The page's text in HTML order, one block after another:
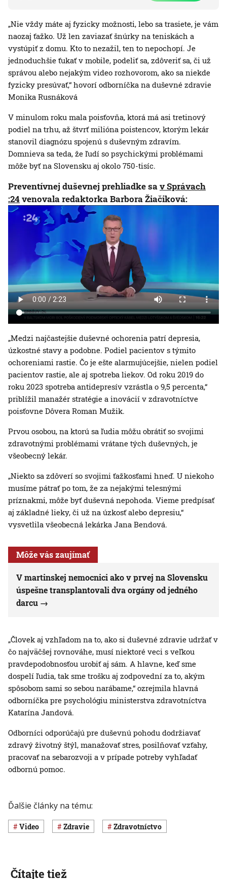
„Nie vždy máte aj fyzicky možnosti, lebo sa trasiete, je vám
naozaj ťažko. Už len zaviazať šnúrky na teniskách a
vystúpiť z domu. Kto to nezažil, ten to nepochopí. Je
jednoduchšie ťukať v mobile, podeliť sa, zdôveriť sa, či už
správou alebo nejakým video rozhovorom, ako sa niekde
fyzicky presúvať,“ hovorí odborníčka na duševné zdravie
Monika Rusnáková
V minulom roku mala poisťovňa, ktorá má asi tretinový
podiel na trhu, až štvrť milióna poistencov, ktorým lekár
stanovil diagnózu spojenú s duševným zdravím.
Domnieva sa teda, že ľudí so psychickými problémami
môže byť na Slovensku aj okolo 750-tisíc.
Preventívnej duševnej prehliadke sav Správach
:24venovala redaktorka Barbora Žiačiková:
„Medzi najčastejšie duševné ochorenia patrí depresia,
úzkostné stavy a podobne. Podiel pacientov s týmito
ochoreniami rastie. Čo je ešte alarmujúcejšie, nielen podiel
pacientov rastie, ale aj spotreba liekov. Od roku 2019 do
roku 2023 spotreba antidepresív vzrástla o 9,5 percenta,“
priblížil manažér stratégie a inovácií v zdravotníctve
poisťovne Dôvera Roman Mužik.
Prvou osobou, na ktorú sa ľudia môžu obrátiť so svojimi
zdravotnými problémami vrátane tých duševných, je
všeobecný lekár.
„Niekto sa zdôverí so svojimi ťažkosťami hneď. U niekoho
musíme pátrať po tom, že za nejakými telesnými
príznakmi, môže byť duševná nepohoda. Vieme predpísať
aj základné lieky, či už na úzkosť alebo depresiu,“
vysvetlila všeobecná lekárka Jana Bendová.
Môže vás zaujímať
V martinskej nemocnici ako v prvej na Slovensku
úspešne transplantovali dva orgány od jedného
darcu
„Človek aj vzhľadom na to, ako si duševné zdravie udržať v
čo najväčšej rovnováhe, musí niektoré veci s veľkou
pravdepodobnosťou urobiť aj sám. A hlavne, keď sme
dospelí ľudia, tak sme trošku aj zodpovední za to, akým
spôsobom sami so sebou narábame,“ ozrejmila hlavná
odborníčka pre psychológiu ministerstva zdravotníctva
Katarína Jandová.
Odborníci odporúčajú pre duševnú pohodu dodržiavať
zdravý životný štýl, manažovať stres, posilňovať vzťahy,
pracovať na sebarozvoji a v prípade potreby vyhľadať
odbornú pomoc.
Ďalšie články na tému:
Video Zdravie Zdravotníctvo
Čítajte tiež